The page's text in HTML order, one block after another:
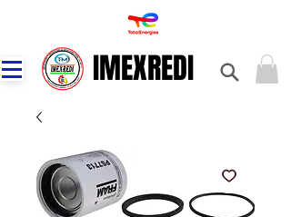
IMEXREDI
IMEXREDI